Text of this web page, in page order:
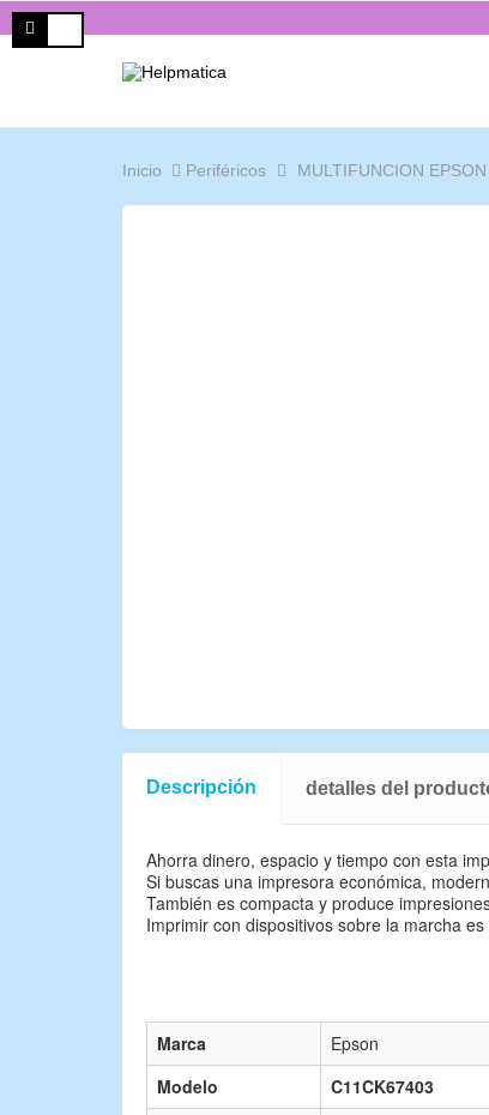
Inicio Periféricos MULTIFUNCION
Descripción detalles del
Ahorra dinero, espacio y tiempo con esta
Si buscas una impresora económica,
También es compacta y produce
Imprimir con dispositivos sobre la marcha
Marca
Epson
Modelo
C11CK67403